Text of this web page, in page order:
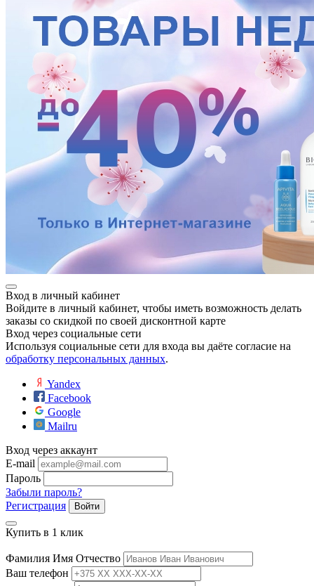
Вход в личный кабинет
Войдите в личный кабинет, чтобы иметь возможность делать
заказы со скидкой по своей дисконтной карте
Вход через социальные сети
Используя социальные сети для входа вы даёте согласие на
обработку персональных данных.
Yandex
Facebook
Google
Mailru
Вход через аккаунт
E-mail
Пароль
Забыли пароль?
Регистрация
Войти
Купить в 1 клик
Фамилия Имя Отчество
Ваш телефон